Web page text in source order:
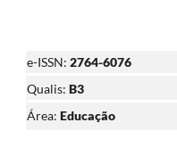
e-ISSN: 2764-6076
Qualis: B3
Área: Educação